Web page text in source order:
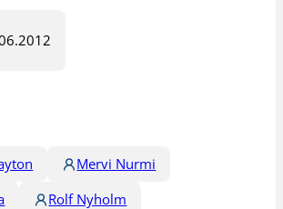
Mervi Nurmi
Rolf Nyholm